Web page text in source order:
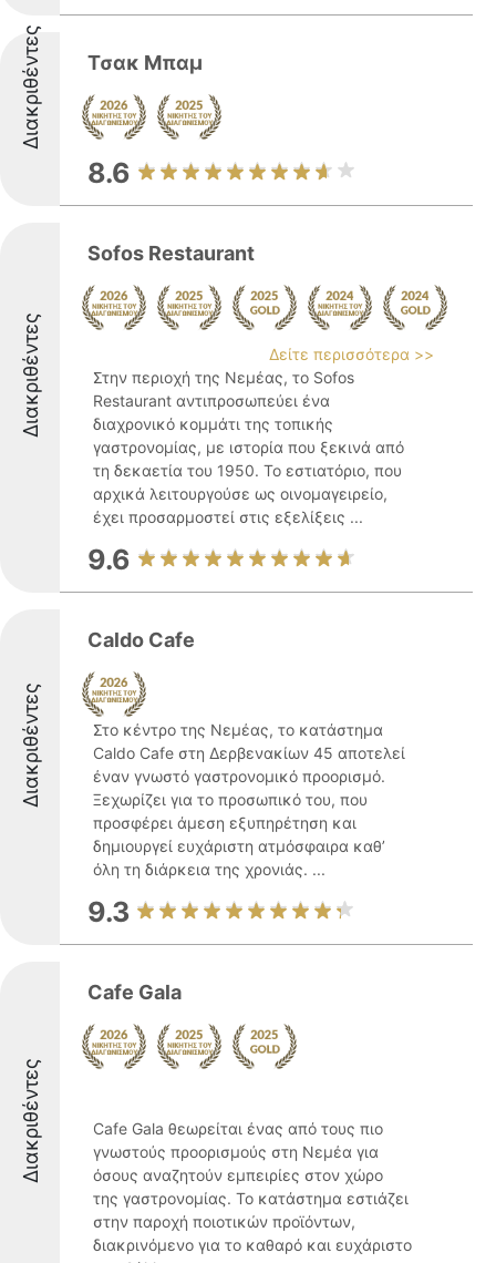
Διακριθέντες Τσακ Μπαμ
8.6
Διακριθέντες
Sofos Restaurant
Δείτε περισσότερα >>
Στην περιοχή της Νεμέας, το Sofos
Restaurant αντιπροσωπεύει ένα
διαχρονικό κομμάτι της τοπικής
γαστρονομίας, με ιστορία που ξεκινά από
τη δεκαετία του 1950. Το εστιατόριο, που
αρχικά λειτουργούσε ως οινομαγειρείο,
έχει προσαρμοστεί στις εξελίξεις ...
9.6
Διακριθέντες
Caldo Cafe
Στο κέντρο της Νεμέας, το κατάστημα
Caldo Cafe στη Δερβενακίων 45 αποτελεί
έναν γνωστό γαστρονομικό προορισμό.
Ξεχωρίζει για το προσωπικό του, που
προσφέρει άμεση εξυπηρέτηση και
δημιουργεί ευχάριστη ατμόσφαιρα καθ’
όλη τη διάρκεια της χρονιάς. ...
9.3
Διακριθέντες
Cafe Gala
Cafe Gala θεωρείται ένας από τους πιο
γνωστούς προορισμούς στη Νεμέα για
όσους αναζητούν εμπειρίες στον χώρο
της γαστρονομίας. Το κατάστημα εστιάζει
στην παροχή ποιοτικών προϊόντων,
διακρινόμενο για το καθαρό και ευχάριστο